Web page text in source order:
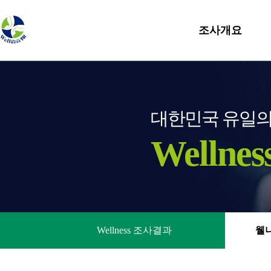
조사개요
대한민국 유일
Wellness 조사결과 웰